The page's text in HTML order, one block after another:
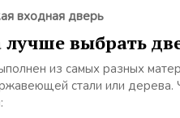
входная дверь
лучше выбрать
из самых разных
стали или дерева.